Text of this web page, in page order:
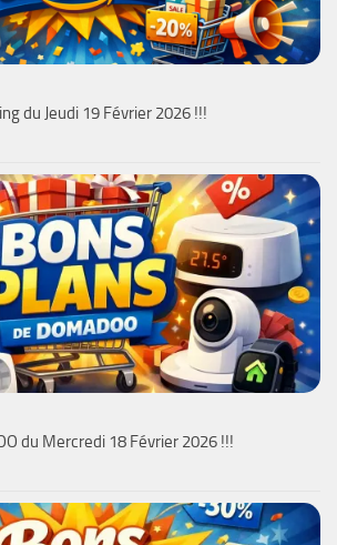
du Jeudi 19 Février 2026 !!!
du Mercredi 18 Février 2026 !!!